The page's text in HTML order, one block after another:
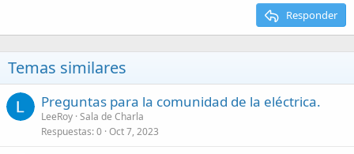
Responder
Temas similares
Preguntas para la comunidad de la eléctrica.
LeeRoy Sala de Charla
Respuestas 0 Oct 7, 2023